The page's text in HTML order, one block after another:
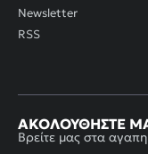
Newsletter
RSS
ΑΚΟΛΟΥΘΉΣΤΕ
Βρείτε μας στα